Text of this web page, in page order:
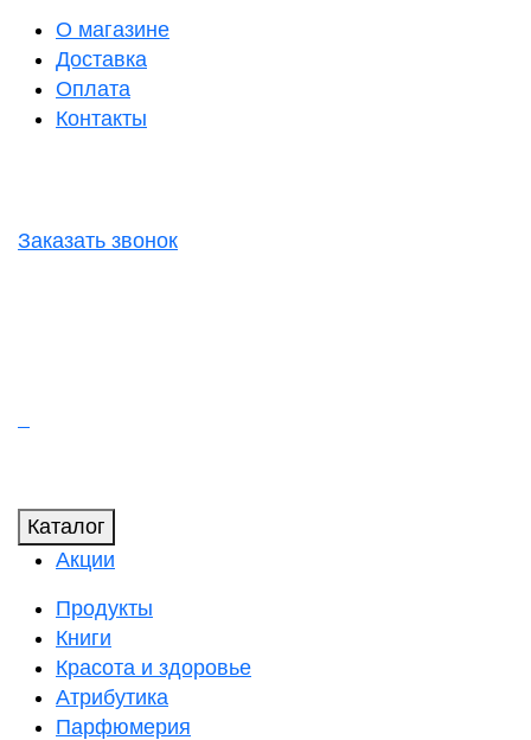
О магазине
Доставка
Оплата
Контакты
Заказать звонок
Каталог
Акции
Продукты
Книги
Красота и здоровье
Атрибутика
Парфюмерия